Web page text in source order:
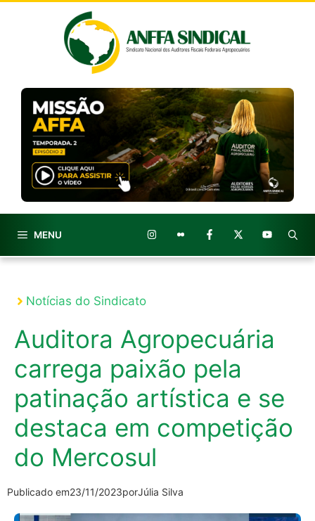
MENU
Notícias do Sindicato
Auditora Agropecuária
carrega paixão pela
patinação artística e se
destaca em competição
do Mercosul
Publicado em23/11/2023porJúlia Silva